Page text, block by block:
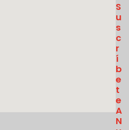
S
U
S
C
R
Í
B
E
T
E
A
N